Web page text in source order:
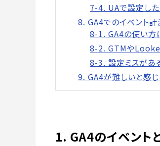
7-4. UAで設定した
8. GA4でのイベント
8-1. GA4の使い方
8-2. GTMや
8-3. 設定ミスがあ
9. GA4が難しいと感じ
1. GA4のイベント